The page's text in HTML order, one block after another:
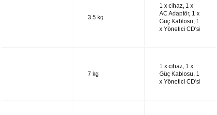
3.5 kg
1 x cihaz, 1 x
AC Adaptör, 1 x
Güç Kablosu, 1
x Yönetici CD'si
7 kg
1 x cihaz, 1 x
Güç Kablosu, 1
x Yönetici CD'si